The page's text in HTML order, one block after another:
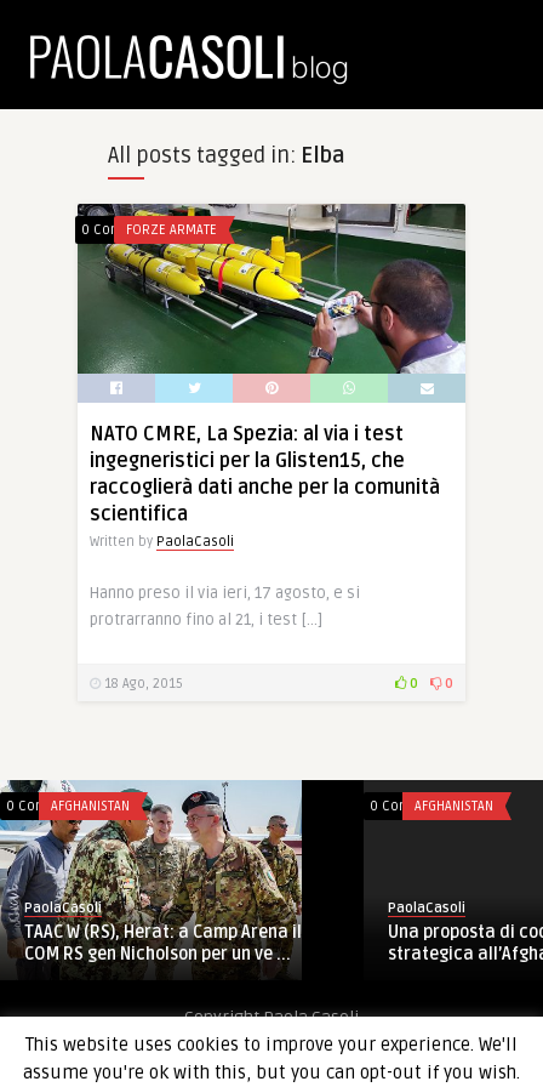
All posts tagged in: Elba
0 CommentsFORZE ARMATE
NATO CMRE, La Spezia: al via i test
ingegneristici per la Glisten15, che
raccoglierà dati anche per la comunità
scientifica
Written by PaolaCasoli
Hanno preso il via ieri, 17 agosto, e si
protrarranno fino al 21, i test […]
18 Ago, 2015 0 0
0 CommentsAFGHANISTAN
PaolaCasoli
TAAC W (RS), Herat: a Camp Arena il
COM RS gen Nicholson per un ve ...
0 CommentsAFGHANISTAN
PaolaCasoli
Una proposta di
strategica
Copyright Paola Casoli
This website uses cookies to improve your experience. We'll
assume you're ok with this, but you can opt-out if you wish.